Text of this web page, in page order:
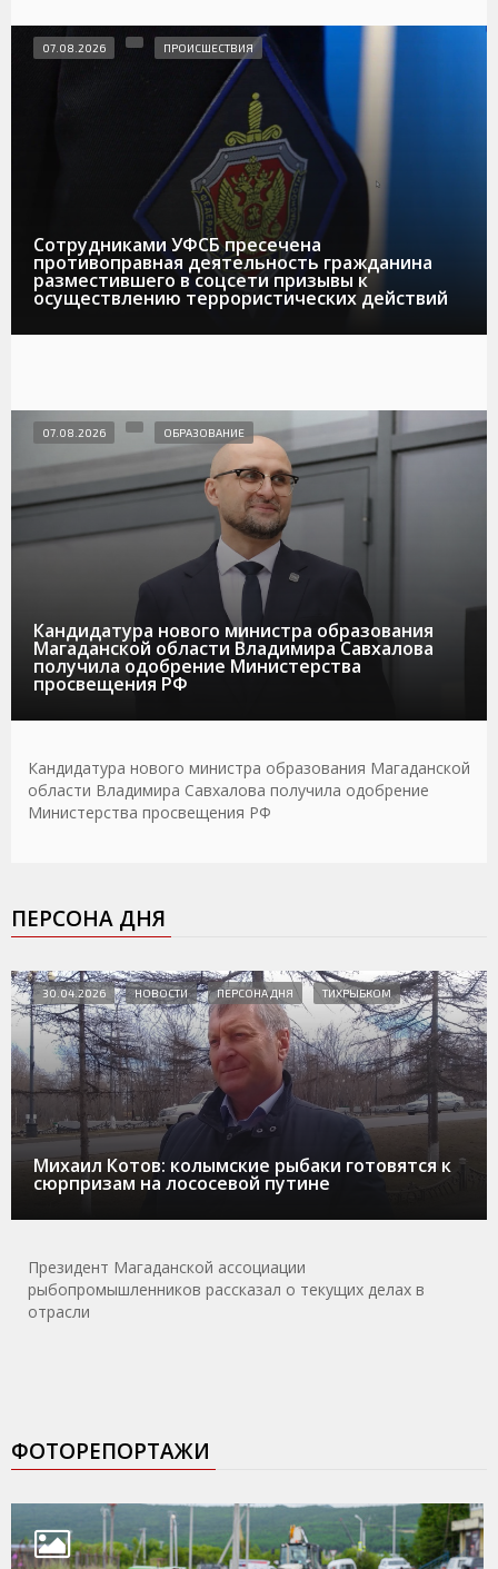
Сотрудниками УФСБ пресечена
противоправная деятельность гражданина
разместившего в соцсети призывы к
осуществлению террористических действий
07.08.2026 ПРОИСШЕСТВИЯ
Кандидатура нового министра образования
Магаданской области Владимира Савхалова
получила одобрение Министерства
просвещения РФ
07.08.2026 ОБРАЗОВАНИЕ
Кандидатура нового министра образования Магаданской
области Владимира Савхалова получила одобрение
Министерства просвещения РФ
ПЕРСОНА ДНЯ
Михаил Котов: колымские рыбаки готовятся к
сюрпризам на лососевой путине
30.04.2026 НОВОСТИ ПЕРСОНА ДНЯ ТИХРЫБКОМ
Президент Магаданской ассоциации
рыбопромышленников рассказал о текущих делах в
отрасли
ФОТОРЕПОРТАЖИ